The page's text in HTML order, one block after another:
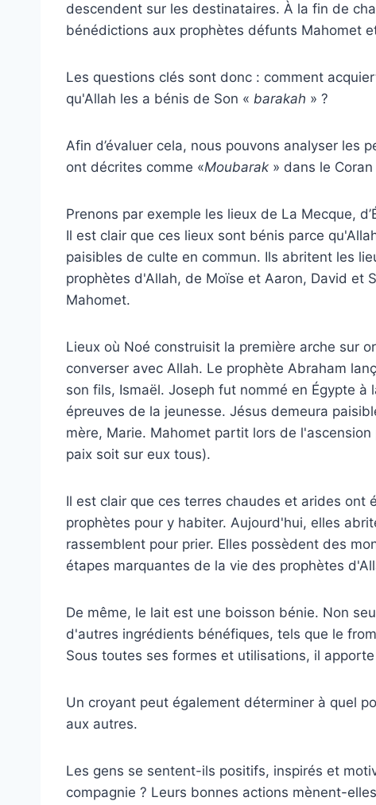
descendent sur les destinataires. À la fin de
bénédictions aux prophètes défunts Mahomet
Les questions clés sont donc : comment
qu'Allah les a bénis de Son « barakah » ?
Afin d’évaluer cela, nous pouvons analyser les
ont décrites comme «Moubarak » dans le
Prenons par exemple les lieux de La Mecque,
Il est clair que ces lieux sont bénis parce
paisibles de culte en commun. Ils abritent les
prophètes d'Allah, de Moïse et Aaron, David et
Mahomet.
Lieux où Noé construisit la première arche sur
converser avec Allah. Le prophète Abraham
son fils, Ismaël. Joseph fut nommé en Égypte
épreuves de la jeunesse. Jésus demeura
mère, Marie. Mahomet partit lors de
paix soit sur eux tous).
Il est clair que ces terres chaudes et arides ont
prophètes pour y habiter. Aujourd'hui, elles
rassemblent pour prier. Elles possèdent des
étapes marquantes de la vie des prophètes
De même, le lait est une boisson bénie. Non
d'autres ingrédients bénéfiques, tels que le
Sous toutes ses formes et utilisations, il
Un croyant peut également déterminer à quel
aux autres.
Les gens se sentent-ils positifs, inspirés et
compagnie ? Leurs bonnes actions mènent-